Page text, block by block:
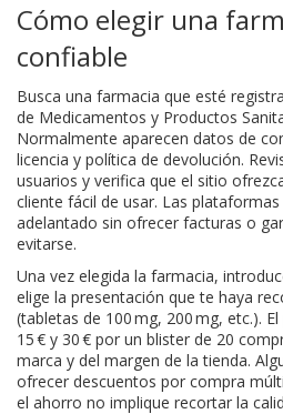
Cómo elegir una
confiable
Busca una farmacia que esté
de Medicamentos y Productos
Normalmente aparecen datos de
licencia y política de devolución.
usuarios y verifica que el sitio
cliente fácil de usar. Las
adelantado sin ofrecer facturas o
evitarse.
Una vez elegida la farmacia,
elige la presentación que te haya
(tabletas de 100 mg, 200 mg, etc.).
15 € y 30 € por un blister de 20
marca y del margen de la tienda.
ofrecer descuentos por compra
el ahorro no implique recortar la